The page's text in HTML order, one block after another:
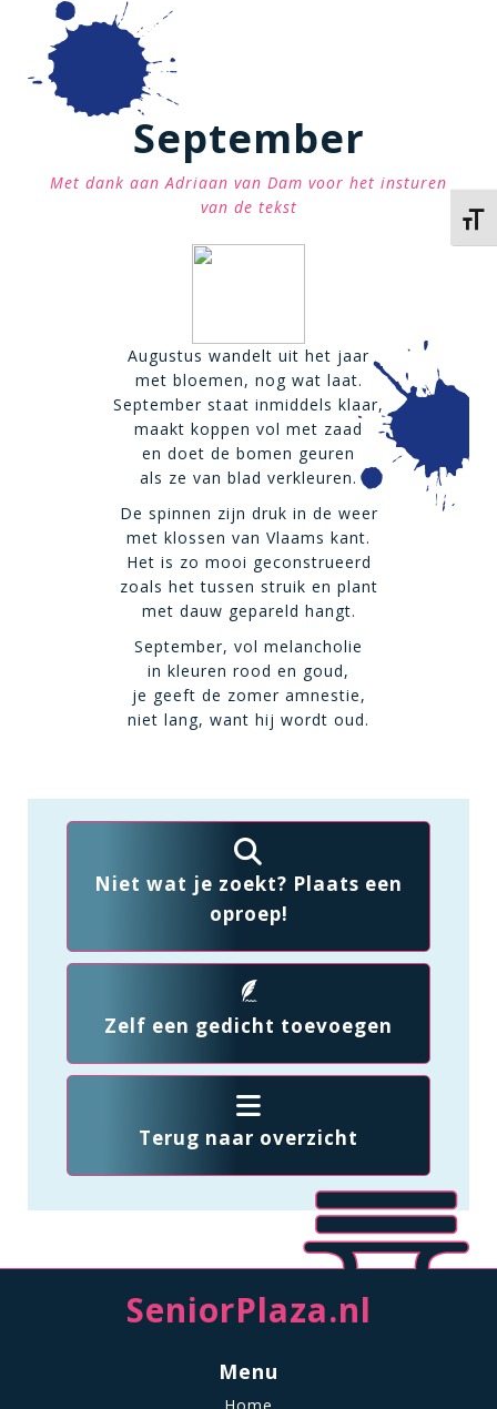
September
Met dank aan Adriaan van Dam voor het insturen
van de tekst
Augustus wandelt uit het jaar
met bloemen, nog wat laat.
September staat inmiddels klaar,
maakt koppen vol met zaad
en doet de bomen geuren
als ze van blad verkleuren.
De spinnen zijn druk in de weer
met klossen van Vlaams kant.
Het is zo mooi geconstrueerd
zoals het tussen struik en plant
met dauw gepareld hangt.
September, vol melancholie
in kleuren rood en goud,
je geeft de zomer amnestie,
niet lang, want hij wordt oud.
Niet wat je zoekt? Plaats een
oproep!
Zelf een gedicht toevoegen
Terug naar overzicht
SeniorPlaza.nl
Menu